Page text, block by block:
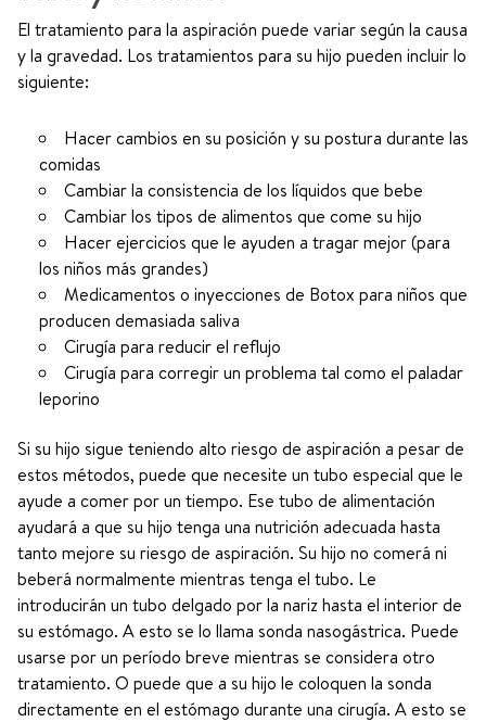
El tratamiento para la aspiración puede variar según la causa
y la gravedad. Los tratamientos para su hijo pueden incluir lo
siguiente:
Hacer cambios en su posición y su postura durante las
comidas
Cambiar la consistencia de los líquidos que bebe
Cambiar los tipos de alimentos que come su hijo
Hacer ejercicios que le ayuden a tragar mejor (para
los niños más grandes)
Medicamentos o inyecciones de Botox para niños que
producen demasiada saliva
Cirugía para reducir el reflujo
Cirugía para corregir un problema tal como el paladar
leporino
Si su hijo sigue teniendo alto riesgo de aspiración a pesar de
estos métodos, puede que necesite un tubo especial que le
ayude a comer por un tiempo. Ese tubo de alimentación
ayudará a que su hijo tenga una nutrición adecuada hasta
tanto mejore su riesgo de aspiración. Su hijo no comerá ni
beberá normalmente mientras tenga el tubo. Le
introducirán un tubo delgado por la nariz hasta el interior de
su estómago. A esto se lo llama sonda nasogástrica. Puede
usarse por un período breve mientras se considera otro
tratamiento. O puede que a su hijo le coloquen la sonda
directamente en el estómago durante una cirugía. A esto se